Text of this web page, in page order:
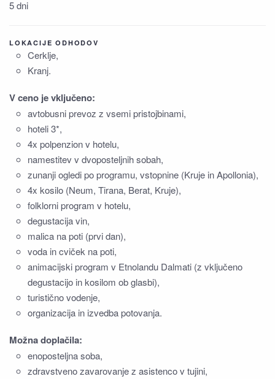
5 dni
LOKACIJE ODHODOV
Cerklje,
Kranj.
V ceno je vključeno:
avtobusni prevoz z vsemi pristojbinami,
hoteli 3*,
4x polpenzion v hotelu,
namestitev v dvoposteljnih sobah,
zunanji ogledi po programu, vstopnine (Kruje in Apollonia),
4x kosilo (Neum, Tirana, Berat, Kruje),
folklorni program v hotelu,
degustacija vin,
malica na poti (prvi dan),
voda in cviček na poti,
animacijski program v Etnolandu Dalmati (z vključeno
degustacijo in kosilom ob glasbi),
turistično vodenje,
organizacija in izvedba potovanja.
Možna doplačila:
enoposteljna soba,
zdravstveno zavarovanje z asistenco v tujini,